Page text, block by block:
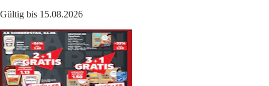
Gültig bis 15.08.2026